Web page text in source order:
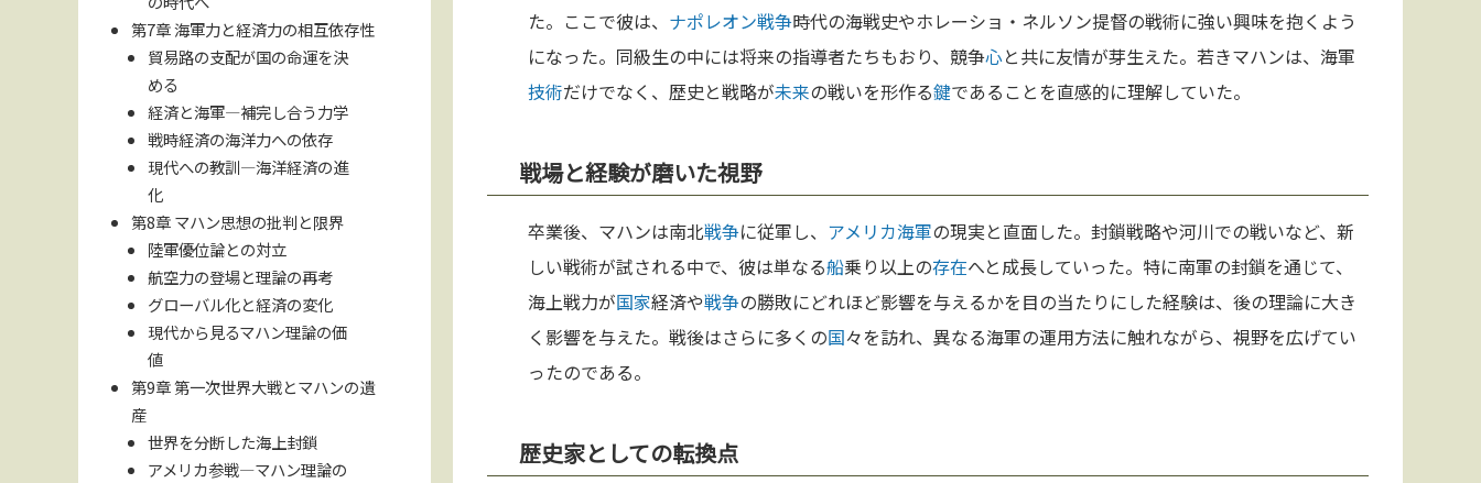
た。ここで彼は、 ナポレオン戦争時代の海戦史やホレーショ・ネルソン提督の戦術に強い興味を抱くよう
になった。同級生の中には将来の指導者たちもおり、競争心と共に友情が芽生えた。若きマハンは、海軍
技術だけでなく、歴史と戦略が未来の戦いを形作る鍵であることを直感的に理解していた。
戦場と経験が磨いた視野
卒業後、マハンは南北戦争に従軍し、 アメリカ海軍の現実と直面した。封鎖戦略や河川での戦いなど、新
しい戦術が試される中で、彼は単なる船乗り以上の存在へと成長していった。特に南軍の封鎖を通じて、
海上戦力が国家経済や戦争の勝敗にどれほど影響を与えるかを目の当たりにした経験は、後の理論に大き
く影響を与えた。戦後はさらに多くの国々を訪れ、異なる海軍の運用方法に触れながら、視野を広げてい
ったのである。
歴史家としての転換点
第7章 海軍力と経済力の相互依存性
貿易路の支配が国の命運を決
める
経済と海軍—補完し合う力学
戦時経済の海洋力への依存
現代への教訓—海洋経済の進
化
第8章 マハン思想の批判と限界
陸軍優位論との対立
航空力の登場と理論の再考
グローバル化と経済の変化
現代から見るマハン理論の価
値
第9章 第一次世界大戦とマハンの遺
産
世界を分断した海上封鎖
アメリカ参戦—マハン理論の